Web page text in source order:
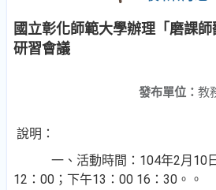
國立彰化師範大學辦理「磨課師
研習會議
發布單位： 教
說明：
一、活動時間：104年2月10日
12：00；下午13：00 16：30。。